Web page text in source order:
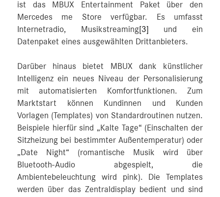
ist das MBUX Entertainment Paket über den
Mercedes me Store verfügbar. Es umfasst
Internetradio, Musikstreaming[3] und ein
Datenpaket eines ausgewählten Drittanbieters.
Darüber hinaus bietet MBUX dank künstlicher
Intelligenz ein neues Niveau der Personalisierung
mit automatisierten Komfortfunktionen. Zum
Marktstart können Kundinnen und Kunden
Vorlagen (Templates) von Standardroutinen nutzen.
Beispiele hierfür sind „Kalte Tage“ (Einschalten der
Sitzheizung bei bestimmter Außentemperatur) oder
„Date Night“ (romantische Musik wird über
Bluetooth-Audio abgespielt, die
Ambientebeleuchtung wird pink). Die Templates
werden über das Zentraldisplay bedient und sind